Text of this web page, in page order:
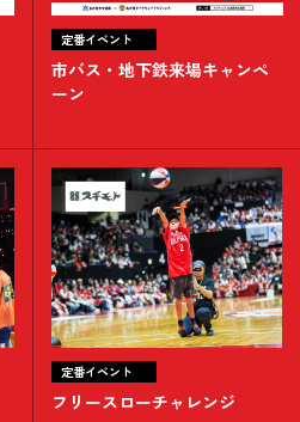
定番イベント
市バス・地下鉄来場キャンペ
ーン
定番イベント
フリースローチャレンジ